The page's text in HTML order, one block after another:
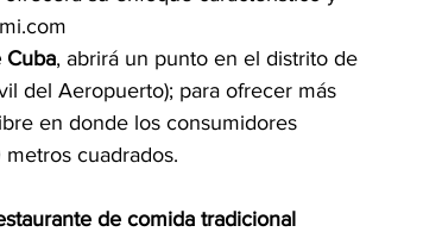
Cuba, abrirá un punto en el distrito de
del Aeropuerto); para ofrecer más
en donde los consumidores
cuadrados.
de comida tradicional